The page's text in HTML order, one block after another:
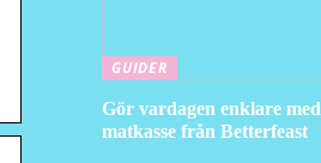
GUIDER
Gör vardagen enklare med
matkasse från Betterfeast